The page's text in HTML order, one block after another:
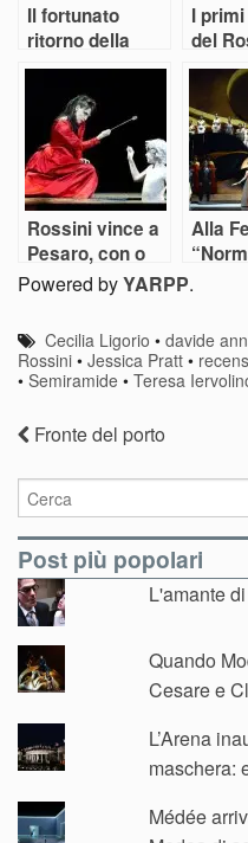
Il fortunato
ritorno della
“Favorite”
I
del
La
Rossini vince a
Pesaro, con o
senza regia
Alla
Powered byYARPP.
Cecilia Ligorio •davide
Rossini • Jessica Pratt •
• Semiramide • Teresa
Fronte del porto
Post più popolari
L'amante
Quando
Cesare e
L’Arena
maschera:
Médée